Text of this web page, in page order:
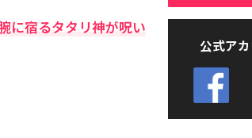
に宿るタタリ神が呪い
公式ア